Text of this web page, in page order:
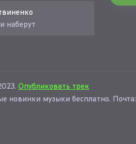
наберут
Опубликовать трек
новинки музыки бесплатно. Почта: